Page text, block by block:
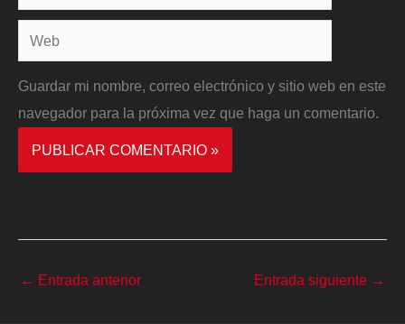
electrónico*
Web
Guardar mi nombre, correo electrónico y sitio web en este
navegador para la próxima vez que haga un comentario.
← Entrada anterior Entrada siguiente →